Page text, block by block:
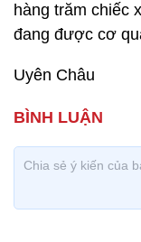
hàng trăm chiếc
đang được cơ
Uyên Châu